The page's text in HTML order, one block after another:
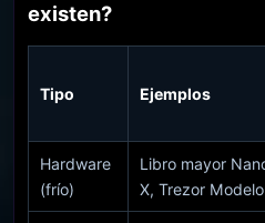
existen?
Tipo Ejemplos
Hardware
(frío)
Libro mayor
X, Trezor